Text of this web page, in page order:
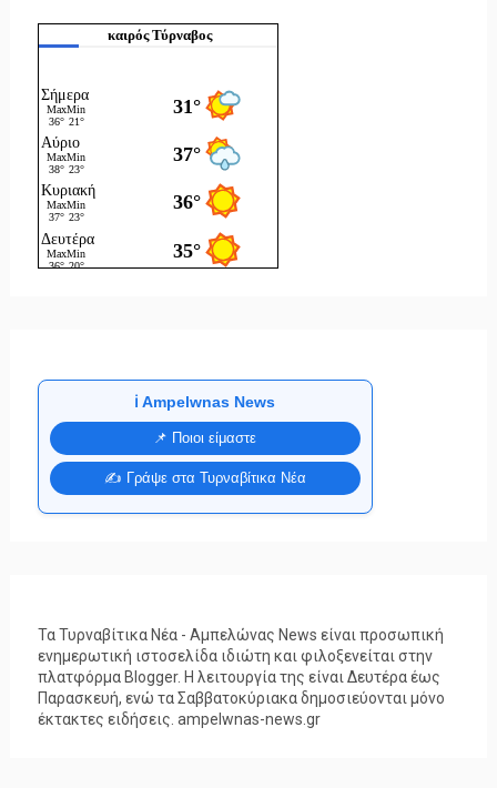
καιρός Τύρναβος
ℹ️ Ampelwnas News
📌 Ποιοι είμαστε
✍️ Γράψε στα Τυρναβίτικα Νέα
Τα Τυρναβίτικα Νέα - Αμπελώνας News είναι προσωπική
ενημερωτική ιστοσελίδα ιδιώτη και φιλοξενείται στην
πλατφόρμα Blogger. Η λειτουργία της είναι Δευτέρα έως
Παρασκευή, ενώ τα Σαββατοκύριακα δημοσιεύονται μόνο
έκτακτες ειδήσεις. ampelwnas-news.gr